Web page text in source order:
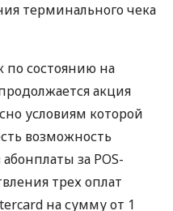
терминального чека
состоянию на
акция
условиям которой
возможность
за POS-
трех оплат
на сумму от 1